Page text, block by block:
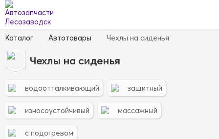
Каталог Автотовары Чехлы на сиденья
Чехлы на сиденья
водоотталкивающий защитный
износоустойчивый массажный
с подогревом